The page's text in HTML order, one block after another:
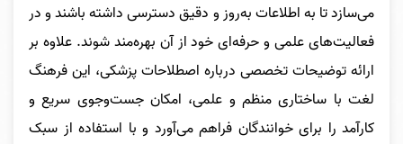
می‌سازد تا به اطلاعات به‌روز و دقیق دسترسی داشته باشند و در
فعالیت‌های علمی و حرفه‌ای خود از آن بهره‌مند شوند. علاوه بر
ارائه توضیحات تخصصی درباره اصطلاحات پزشکی، این فرهنگ
لغت با ساختاری منظم و علمی، امکان جست‌وجوی سریع و
کارآمد را برای خوانندگان فراهم می‌آورد و با استفاده از سبک